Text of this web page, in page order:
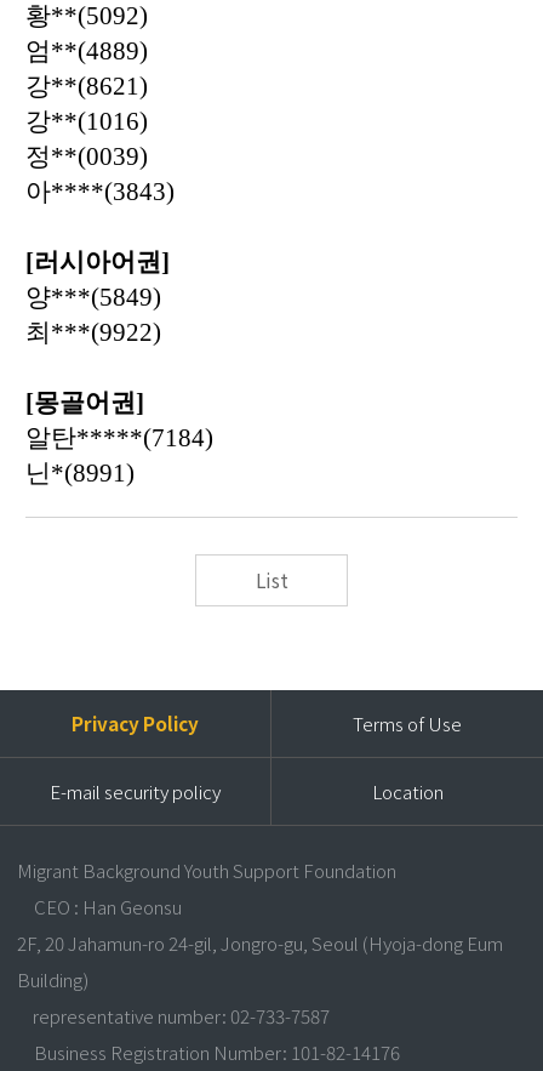
황**(5092)
엄**(4889)
강**(8621)
강**(1016)
정**(0039)
아****(3843)
[러시아어권]
양***(5849)
최***(9922)
[몽골어권]
알탄*****(7184)
닌*(8991)
List
Privacy Policy Terms of Use
E-mail security policy Location
Migrant Background Youth Support Foundation
CEO : Han Geonsu
2F, 20 Jahamun-ro 24-gil, Jongro-gu, Seoul (Hyoja-dong Eum
Building)
representative number: 02-733-7587
Business Registration Number: 101-82-14176